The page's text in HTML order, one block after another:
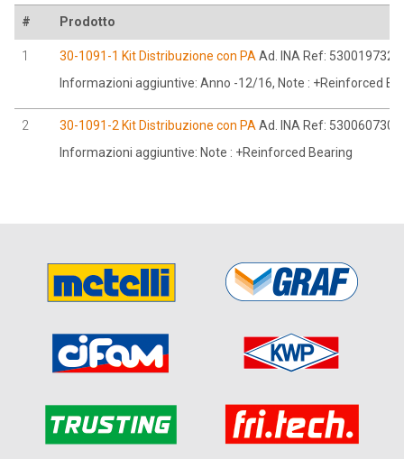
# Prodotto
1 30-1091-1 Kit Distribuzione con PA Ad. INA Ref: 530019732
Informazioni aggiuntive: Anno -12/16, Note : +Reinforced
2 30-1091-2 Kit Distribuzione con PA Ad. INA Ref: 530060730
Informazioni aggiuntive: Note : +Reinforced Bearing